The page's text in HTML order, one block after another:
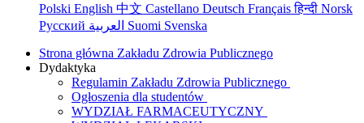
Polski English 中文 Castellano Deutsch Françaisहिन्दी Norsk
Русский
Suomi Svenska
Strona główna Zakładu Zdrowia Publicznego
Dydaktyka
Regulamin Zakładu Zdrowia Publicznego
Ogłoszenia dla studentów
WYDZIAŁ FARMACEUTYCZNY